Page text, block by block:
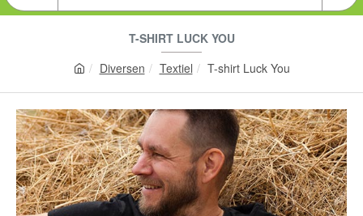
Diversen Textiel T-shirt Luck You
T-SHIRT LUCK YOU